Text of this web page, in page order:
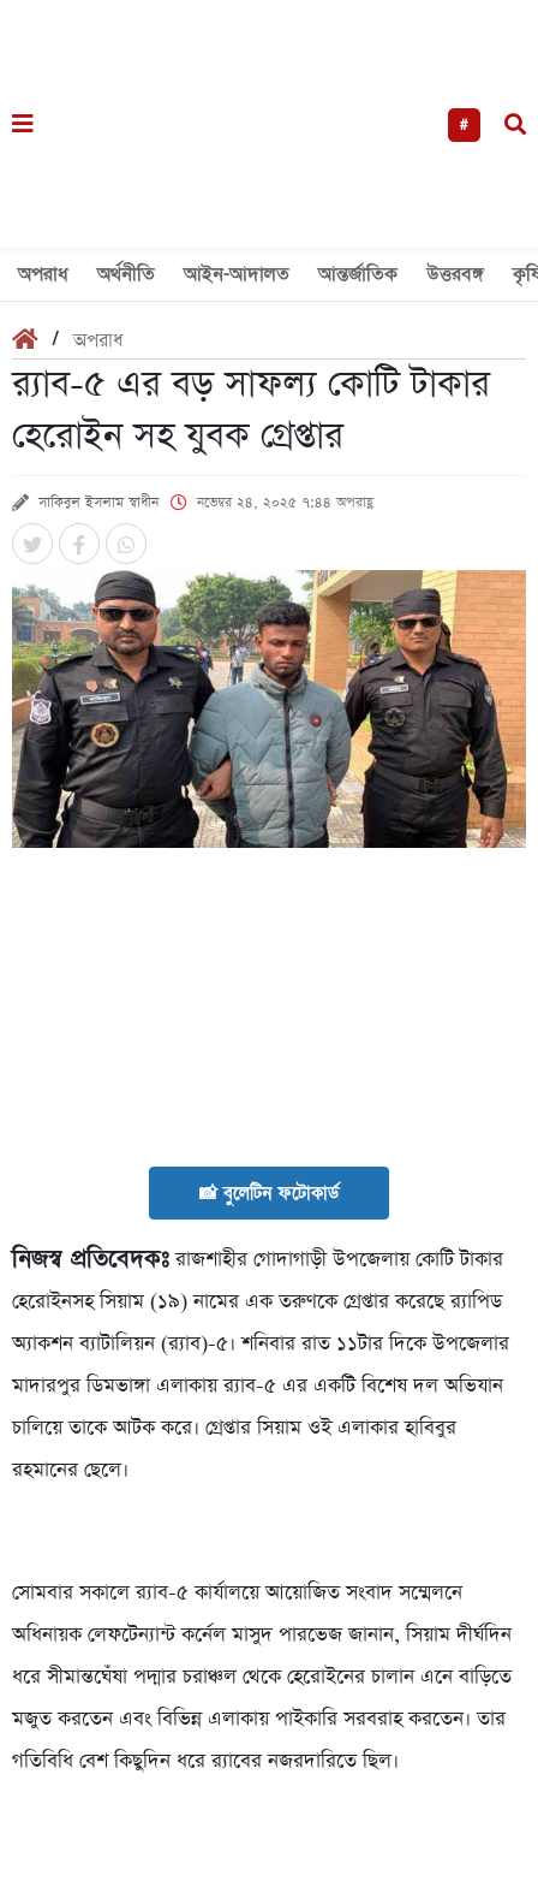
#
অপরাধ অর্থনীতি আইন-আদালত আন্তর্জাতিক উত্তরবঙ্গ
/অপরাধ
র‌্যাব-৫ এর বড় সাফল্য কোটি টাকার
হেরোইন সহ যুবক গ্রেপ্তার
সাকিবুল ইসলাম স্বাধীন নভেম্বর ২৪, ২০২৫ ৭:৪৪ অপরাহ্ণ
📸 বুলেটিন ফটোকার্ড
নিজস্ব প্রতিবেদকঃরাজশাহীর গোদাগাড়ী উপজেলায় কোটি টাকার
হেরোইনসহ সিয়াম (১৯) নামের এক তরুণকে গ্রেপ্তার করেছে র‌্যাপিড
অ্যাকশন ব্যাটালিয়ন (র‌্যাব)-৫। শনিবার রাত ১১টার দিকে উপজেলার
মাদারপুর ডিমভাঙ্গা এলাকায় র‌্যাব-৫ এর একটি বিশেষ দল অভিযান
চালিয়ে তাকে আটক করে। গ্রেপ্তার সিয়াম ওই এলাকার হাবিবুর
রহমানের ছেলে।
সোমবার সকালে র‌্যাব-৫ কার্যালয়ে আয়োজিত সংবাদ সম্মেলনে
অধিনায়ক লেফটেন্যান্ট কর্নেল মাসুদ পারভেজ জানান, সিয়াম দীর্ঘদিন
ধরে সীমান্তঘেঁষা পদ্মার চরাঞ্চল থেকে হেরোইনের চালান এনে বাড়িতে
মজুত করতেন এবং বিভিন্ন এলাকায় পাইকারি সরবরাহ করতেন। তার
গতিবিধি বেশ কিছুদিন ধরে র‌্যাবের নজরদারিতে ছিল।